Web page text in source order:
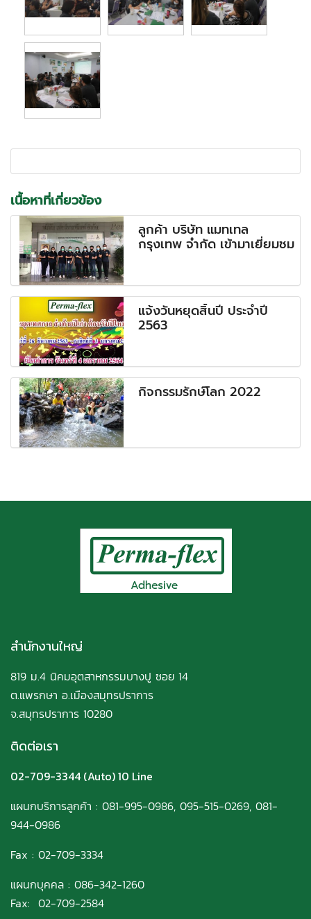
เนื้อหาที่เกี่ยวข้อง
ลูกค้า บริษัท แมทเทล
กรุงเทพ จำกัด เข้ามาเยี่ยมชม
แจ้งวันหยุดสิ้นปี ประจำปี
2563
กิจกรรมรักษ์โลก 2022
สำนักงานใหญ่
819 ม.4 นิคมอุตสาหกรรมบางปู ซอย 14
ต.แพรกษา อ.เมืองสมุทรปราการ
จ.สมุทรปราการ 10280
ติดต่อเรา
02-709-3344 (Auto) 10 Line
แผนกบริการลูกค้า : 081-995-0986, 095-515-0269, 081-
944-0986
Fax : 02-709-3334
แผนกบุคคล : 086-342-1260
Fax: 02-709-2584